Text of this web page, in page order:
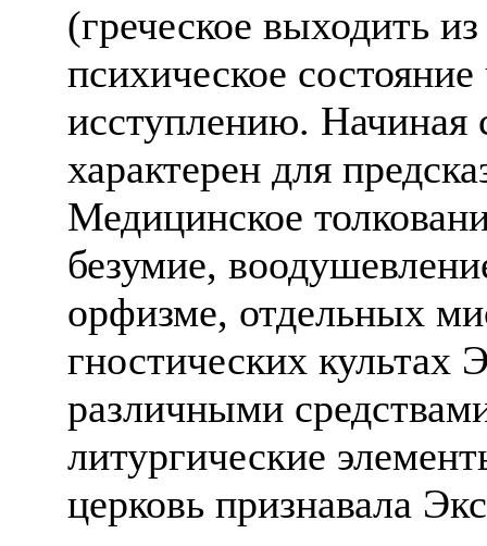
(греческое выходить
психическое
исступлению. Начиная
характерен для
Медицинское
безумие,
орфизме, отдельных
гностических культах
различными
литургические
церковь признавала